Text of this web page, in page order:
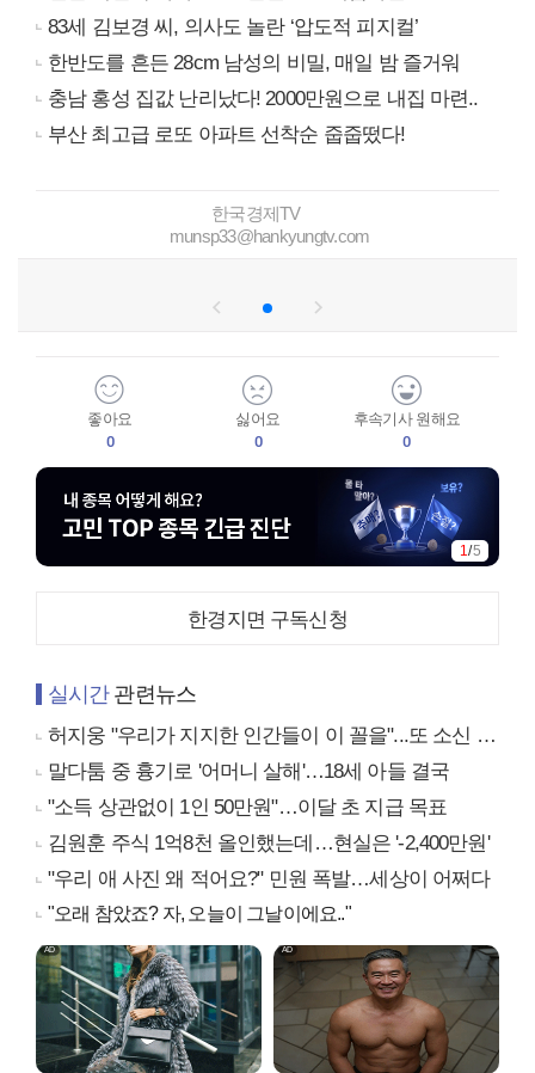
83세 김보경 씨, 의사도 놀란 ‘압도적 피지컬’
한반도를 흔든 28cm 남성의 비밀, 매일 밤 즐거워
충남 홍성 집값 난리났다! 2000만원으로 내집 마련..
부산 최고급 로또 아파트 선착순 줍줍떴다!
한국경제TV
munsp33@hankyungtv.com
좋아요
0
싫어요
0
후속기사 원해요
0
1/5
한경지면 구독신청
실시간관련뉴스
허지웅 "우리가 지지한 인간들이 이 꼴을"...또 소신 발언
말다툼 중 흉기로 '어머니 살해'…18세 아들 결국
"소득 상관없이 1인 50만원"…이달 초 지급 목표
김원훈 주식 1억8천 올인했는데…현실은 '-2,400만원'
"우리 애 사진 왜 적어요?" 민원 폭발…세상이 어쩌다
"오래 참았죠? 자, 오늘이 그날이에요.."